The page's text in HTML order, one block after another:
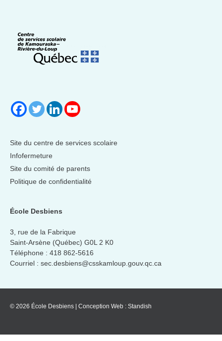
Site du centre de services scolaire
Infofermeture
Site du comité de parents
Politique de confidentialité
École Desbiens
3, rue de la Fabrique
Saint-Arsène (Québec) G0L 2 K0
Téléphone : 418 862-5616
Courriel : sec.desbiens@csskamloup.gouv.qc.ca
© 2026 École Desbiens | Conception Web : Standish